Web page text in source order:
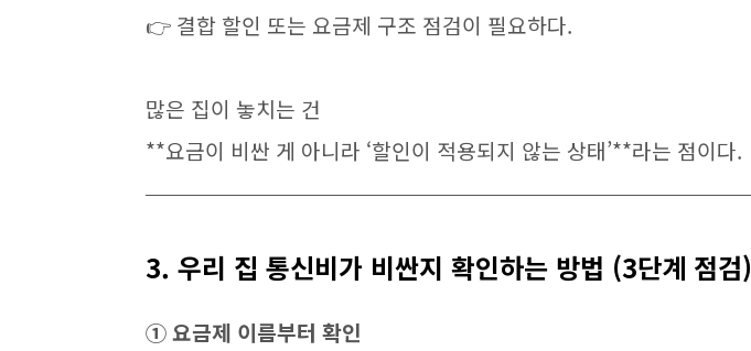
👉 결합 할인 또는 요금제 구조 점검이 필요하다.
많은 집이 놓치는 건
**요금이 비싼 게 아니라 ‘할인이 적용되지 않는 상태’**라는 점이다.
3. 우리 집 통신비가 비싼지 확인하는 방법 (3단계 점검)
① 요금제 이름부터 확인